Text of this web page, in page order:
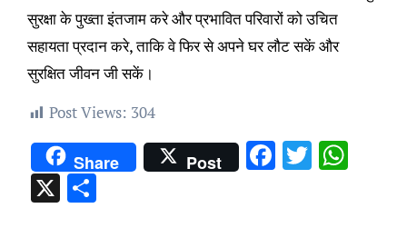
सुरक्षा के पुख्ता इंतजाम करे और प्रभावित परिवारों को उचित
सहायता प्रदान करे, ताकि वे फिर से अपने घर लौट सकें और
सुरक्षित जीवन जी सकें।
Post Views: 304
Share Post Facebook
Twitter
X Share